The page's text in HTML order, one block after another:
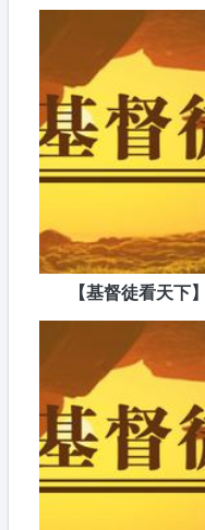
【基督徒看天下